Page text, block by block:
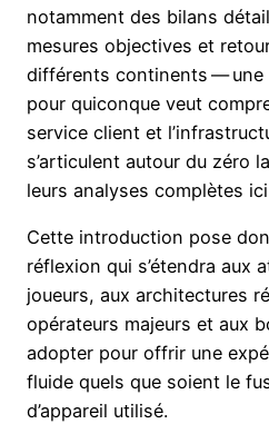
notamment des bilans
mesures objectives et
différents continents — une
pour quiconque veut
service client et
s’articulent autour du zéro
leurs analyses complètes
Cette introduction pose
réflexion qui s’étendra aux
joueurs, aux architectures
opérateurs majeurs et aux
adopter pour offrir une
fluide quels que soient le
d’appareil utilisé.